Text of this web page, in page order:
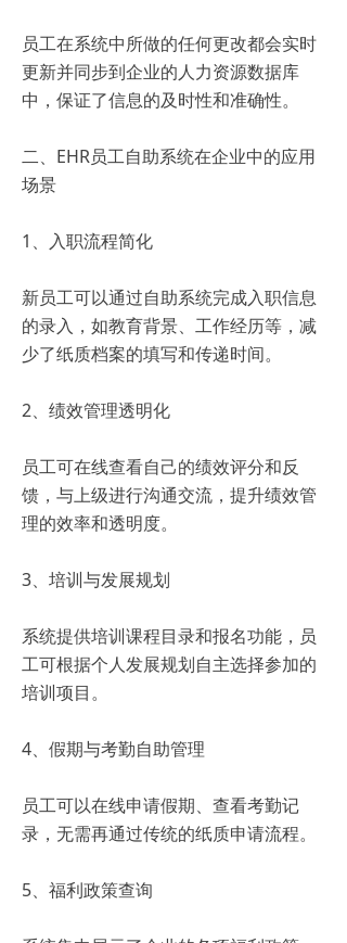
员工在系统中所做的任何更改都会实时
更新并同步到企业的人力资源数据库
中，保证了信息的及时性和准确性。
二、EHR员工自助系统在企业中的应用
场景
1、入职流程简化
新员工可以通过自助系统完成入职信息
的录入，如教育背景、工作经历等，减
少了纸质档案的填写和传递时间。
2、绩效管理透明化
员工可在线查看自己的绩效评分和反
馈，与上级进行沟通交流，提升绩效管
理的效率和透明度。
3、培训与发展规划
系统提供培训课程目录和报名功能，员
工可根据个人发展规划自主选择参加的
培训项目。
4、假期与考勤自助管理
员工可以在线申请假期、查看考勤记
录，无需再通过传统的纸质申请流程。
5、福利政策查询